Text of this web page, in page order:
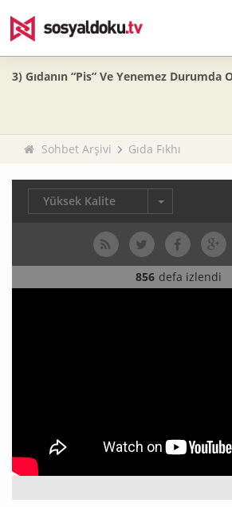
3) Gıdanın “Pis” Ve Yenemez Durumda
Sohbet Arşivi Gıda Fıkhı
Yüksek Kalite
856 defa izlendi